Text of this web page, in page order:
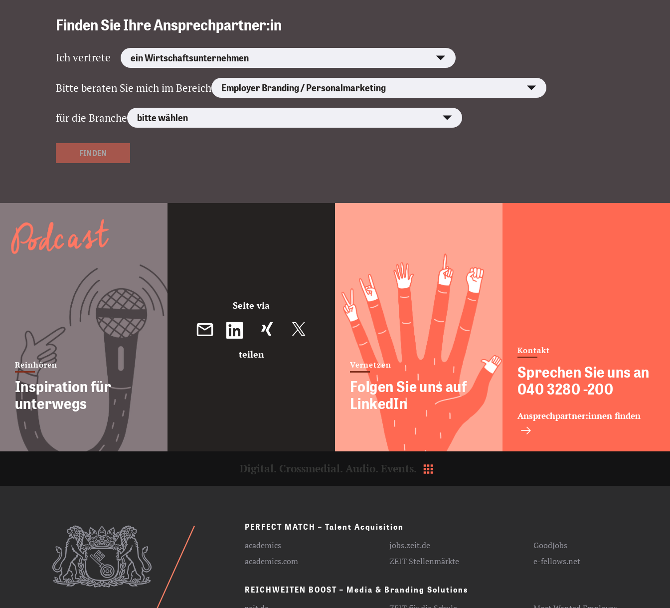
Finden Sie Ihre Ansprechpartner:in
Ich vertrete Themenbereich auswählen
Bitte beraten Sie mich im Bereich Bedarf auswählen
für die Branche Branche auswählen
FINDEN
Reinhören
Inspiration für
unterwegs
Seite via
XING teilen
teilen
Vernetzen
Folgen Sie uns auf
LinkedIn
Kontakt
Sprechen Sie uns an
040 3280 -200
Ansprechpartner:innen finden
Digital. Crossmedial. Audio. Events.
PERFECT MATCH – Talent Acquisition
academics
academics.com
jobs.zeit.de
ZEIT Stellenmärkte
GoodJobs
e-fellows.net
REICHWEITEN BOOST – Media & Branding Solutions